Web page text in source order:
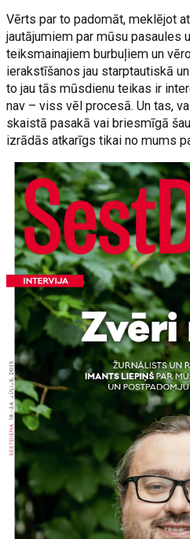
Vērts par to padomāt, meklējot
jautājumiem par mūsu pasaules
teiksmainajiem burbuļiem un
ierakstīšanos jau starptautiskā
to jau tās mūsdienu teikas ir
nav – viss vēl procesā. Un tas,
skaistā pasakā vai briesmīgā
izrādās atkarīgs tikai no mums